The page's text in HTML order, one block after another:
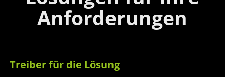
Anforderungen
Treiber für die Lösung